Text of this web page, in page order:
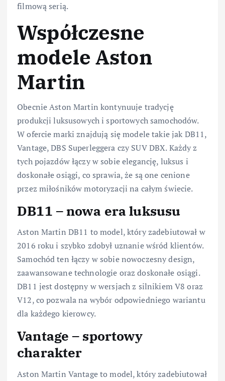
filmową serią.
Współczesne
modele Aston
Martin
Obecnie Aston Martin kontynuuje tradycję
produkcji luksusowych i sportowych samochodów.
W ofercie marki znajdują się modele takie jak DB11,
Vantage, DBS Superleggera czy SUV DBX. Każdy z
tych pojazdów łączy w sobie elegancję, luksus i
doskonałe osiągi, co sprawia, że są one cenione
przez miłośników motoryzacji na całym świecie.
DB11 – nowa era luksusu
Aston Martin DB11 to model, który zadebiutował w
2016 roku i szybko zdobył uznanie wśród klientów.
Samochód ten łączy w sobie nowoczesny design,
zaawansowane technologie oraz doskonałe osiągi.
DB11 jest dostępny w wersjach z silnikiem V8 oraz
V12, co pozwala na wybór odpowiedniego wariantu
dla każdego kierowcy.
Vantage – sportowy
charakter
Aston Martin Vantage to model, który zadebiutował